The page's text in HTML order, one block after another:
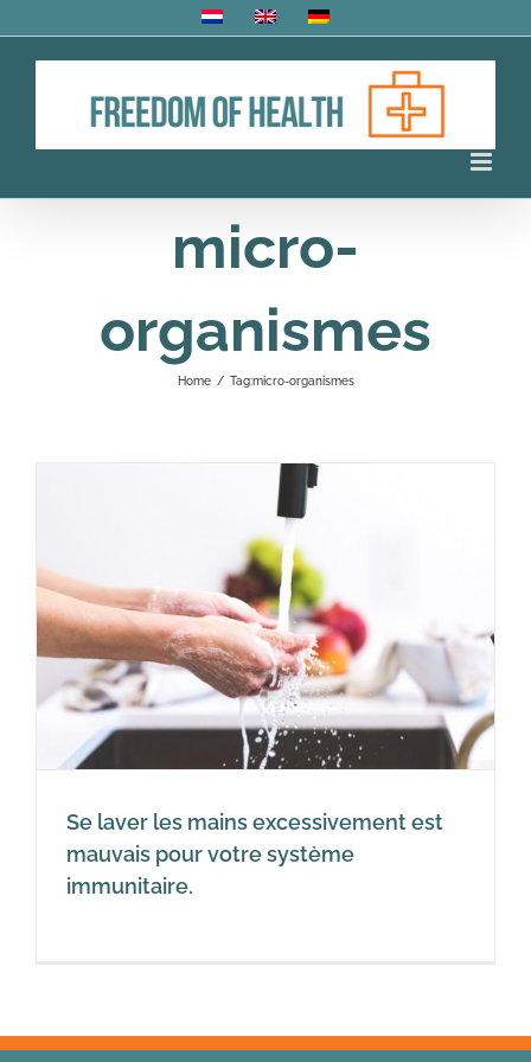
to
micro-
organismes
Home / Tag:micro-organismes
Se laver les mains excessivement est
mauvais pour votre système
immunitaire.